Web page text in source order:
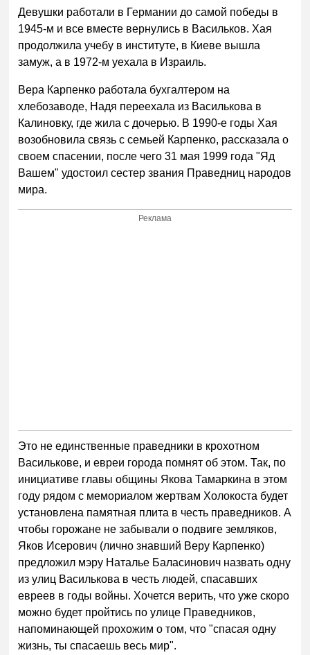
Девушки работали в Германии до самой победы в
1945-м и все вместе вернулись в Васильков. Хая
продолжила учебу в институте, в Киеве вышла
замуж, а в 1972-м уехала в Израиль.
Вера Карпенко работала бухгалтером на
хлебозаводе, Надя переехала из Василькова в
Калиновку, где жила с дочерью. В 1990-е годы Хая
возобновила связь с семьей Карпенко, рассказала о
своем спасении, после чего 31 мая 1999 года "Яд
Вашем" удостоил сестер звания Праведниц народов
мира.
Реклама
Это не единственные праведники в крохотном
Василькове, и евреи города помнят об этом. Так, по
инициативе главы общины Якова Тамаркина в этом
году рядом с мемориалом жертвам Холокоста будет
установлена памятная плита в честь праведников. А
чтобы горожане не забывали о подвиге земляков,
Яков Исерович (лично знавший Веру Карпенко)
предложил мэру Наталье Баласинович назвать одну
из улиц Василькова в честь людей, спасавших
евреев в годы войны. Хочется верить, что уже скоро
можно будет пройтись по улице Праведников,
напоминающей прохожим о том, что "спасая одну
жизнь, ты спасаешь весь мир".